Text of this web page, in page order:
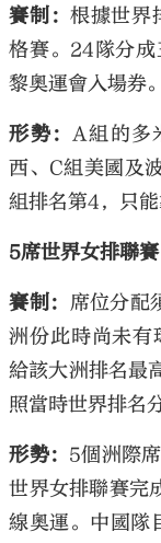
賽制：根據世界
格賽。24隊分
黎奧運會入場券。
形勢： A組的多
西、C組美國及
組排名第4，只
5席世界女排聯賽
賽制： 席位分配
洲份此時尚未有
給該大洲排名最
照當時世界排名
形勢： 5個洲際
世界女排聯賽完
線奧運。中國隊